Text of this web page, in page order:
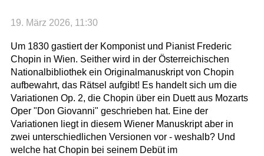
19. März 2026, 11:30
Um 1830 gastiert der Komponist und Pianist Frederic
Chopin in Wien. Seither wird in der Österreichischen
Nationalbibliothek ein Originalmanuskript von Chopin
aufbewahrt, das Rätsel aufgibt! Es handelt sich um die
Variationen Op. 2, die Chopin über ein Duett aus Mozarts
Oper "Don Giovanni" geschrieben hat. Eine der
Variationen liegt in diesem Wiener Manuskript aber in
zwei unterschiedlichen Versionen vor - weshalb? Und
welche hat Chopin bei seinem Debüt im